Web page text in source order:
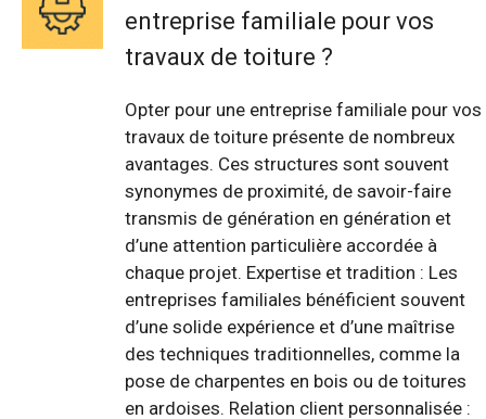
entreprise familiale pour vos
travaux de toiture ?
Opter pour une entreprise familiale pour vos
travaux de toiture présente de nombreux
avantages. Ces structures sont souvent
synonymes de proximité, de savoir-faire
transmis de génération en génération et
d’une attention particulière accordée à
chaque projet. Expertise et tradition : Les
entreprises familiales bénéficient souvent
d’une solide expérience et d’une maîtrise
des techniques traditionnelles, comme la
pose de charpentes en bois ou de toitures
en ardoises. Relation client personnalisée :